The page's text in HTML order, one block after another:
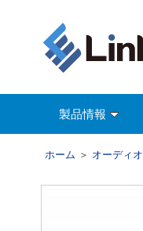
製品情報
ホーム ＞ オーディオ